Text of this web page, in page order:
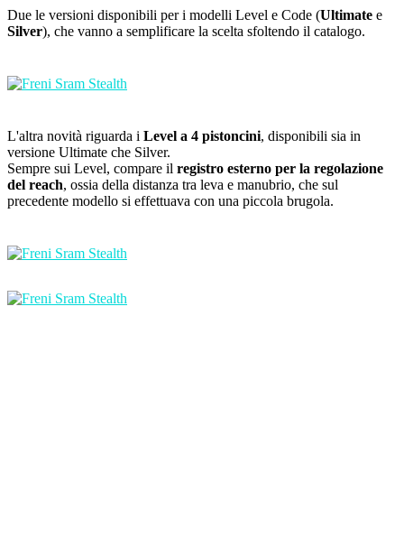
Due le versioni disponibili per i modelli Level e Code (Ultimate e
Silver), che vanno a semplificare la scelta sfoltendo il catalogo.
L'altra novità riguarda i Level a 4 pistoncini, disponibili sia in
versione Ultimate che Silver.
Sempre sui Level, compare il registro esterno per la regolazione
del reach, ossia della distanza tra leva e manubrio, che sul
precedente modello si effettuava con una piccola brugola.